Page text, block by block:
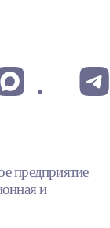
предприятие
и